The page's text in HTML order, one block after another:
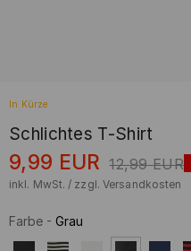
In Kürze
Schlichtes T-Shirt
9,99 EUR 12,99 EUR
inkl. MwSt. / zzgl. Versandkosten
Farbe - Grau